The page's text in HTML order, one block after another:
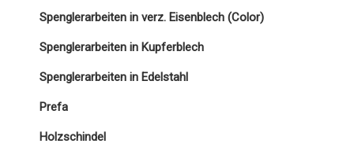
Spenglerarbeiten in verz. Eisenblech (Color)
Spenglerarbeiten in Kupferblech
Spenglerarbeiten in Edelstahl
Prefa
Holzschindel